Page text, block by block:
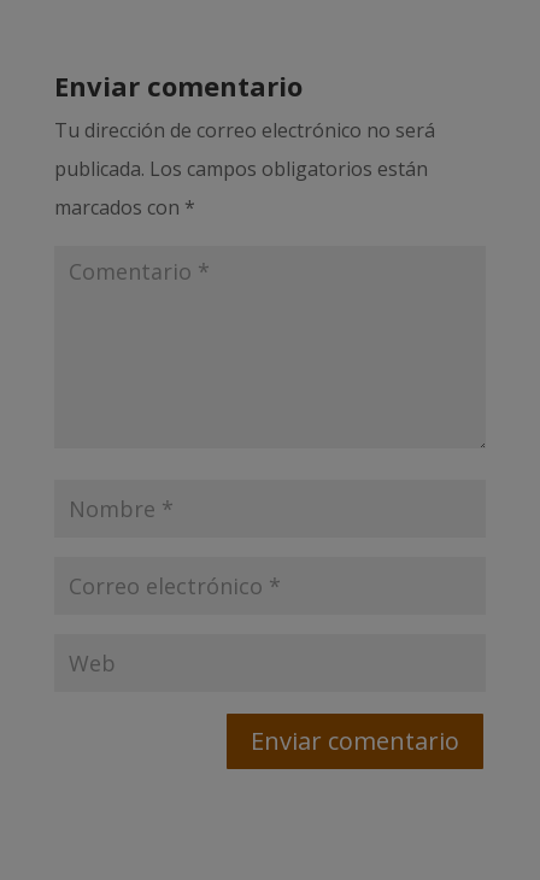
Enviar comentario
Tu dirección de correo electrónico no será
publicada. Los campos obligatorios están
marcados con *